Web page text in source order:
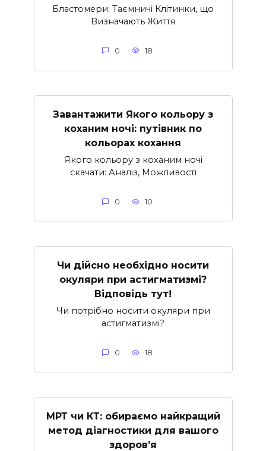
Бластомери: Таємничі Клітинки, що
Визначають Життя
0 18
Завантажити Якого кольору з
коханим ночі: путівник по
кольорах кохання
Якого кольору з коханим ночі
скачати: Аналіз, Можливості
0 10
Чи дійсно необхідно носити
окуляри при астигматизмі?
Відповідь тут!
Чи потрібно носити окуляри при
астигматизмі?
0 18
МРТ чи КТ: обираємо найкращий
метод діагностики для вашого
здоров’я